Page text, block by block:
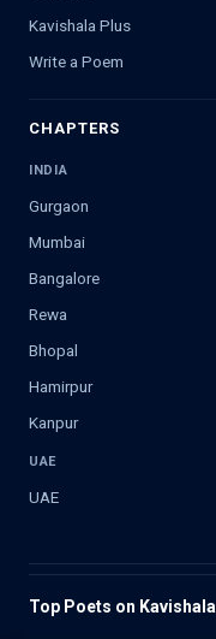
Kavishala Plus
Write a Poem
CHAPTERS
INDIA
Gurgaon
Mumbai
Bangalore
Rewa
Bhopal
Hamirpur
Kanpur
UAE
UAE
Top Poets on Kavishala